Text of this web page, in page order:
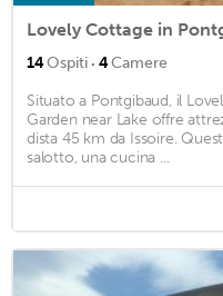
Lovely Cottage in
14Ospiti · 4Camere
Situato a Pontgibaud, il
Garden near Lake offre
dista 45 km da Issoire.
salotto, una cucina ...